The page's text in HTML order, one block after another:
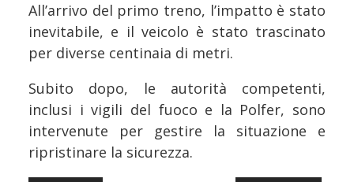
All’arrivo del primo treno, l’impatto è stato
inevitabile, e il veicolo è stato trascinato
per diverse centinaia di metri.
Subito dopo, le autorità competenti,
inclusi i vigili del fuoco e la Polfer, sono
intervenute per gestire la situazione e
ripristinare la sicurezza.